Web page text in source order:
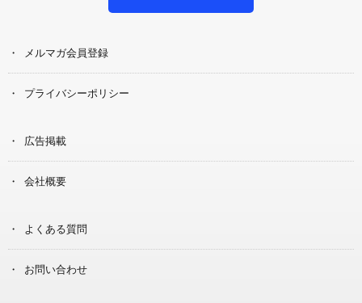
メルマガ会員登録
プライバシーポリシー
広告掲載
会社概要
よくある質問
お問い合わせ